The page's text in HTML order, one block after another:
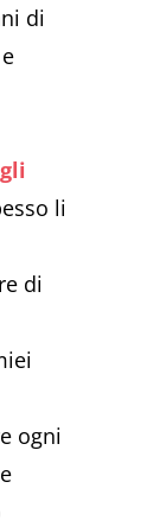
di
li
di
ogni